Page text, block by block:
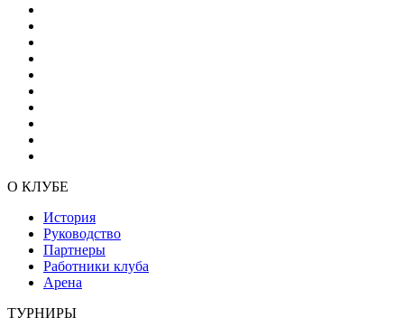
О КЛУБЕ
История
Руководство
Партнеры
Работники клуба
Арена
ТУРНИРЫ